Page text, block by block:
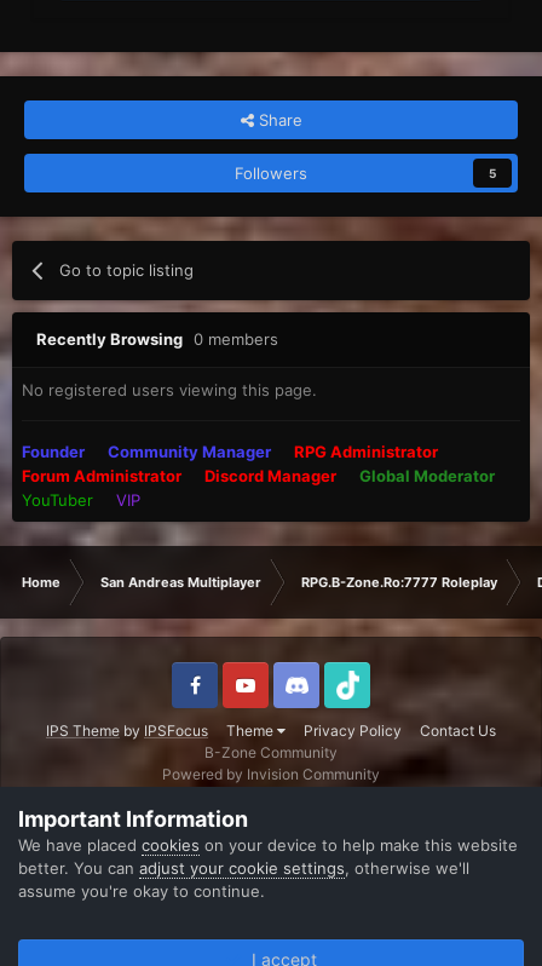
Share
Followers 5
Go to topic listing
Recently Browsing 0 members
No registered users viewing this page.
Founder Community Manager
RPG Administrator
Forum Administrator
Discord Manager
Global Moderator
YouTuber
VIP
Home San Andreas Multiplayer RPG.B-Zone.Ro:7777 Roleplay
IPS Theme by IPSFocus Theme Privacy Policy
Contact Us
B-Zone Community
Powered by Invision Community
Important Information
We have placed cookies on your device to help make this website
better. You can adjust your cookie settings, otherwise we'll
assume you're okay to continue.
I accept